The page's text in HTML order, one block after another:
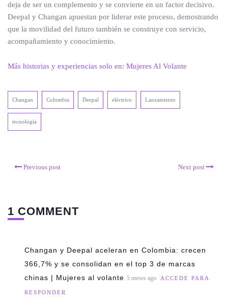
deja de ser un complemento y se convierte en un factor decisivo.
Deepal y Changan apuestan por liderar este proceso, demostrando
que la movilidad del futuro también se construye con servicio,
acompañamiento y conocimiento.
Más historias y experiencias solo en: Mujeres Al Volante
Changan Colombia Deepal eléctrico Lanzamiento
tecnología
Previous post Next post
1 COMMENT
Changan y Deepal aceleran en Colombia: crecen
366,7% y se consolidan en el top 3 de marcas
chinas | Mujeres al volante 5 meses ago ACCEDE PARA
RESPONDER